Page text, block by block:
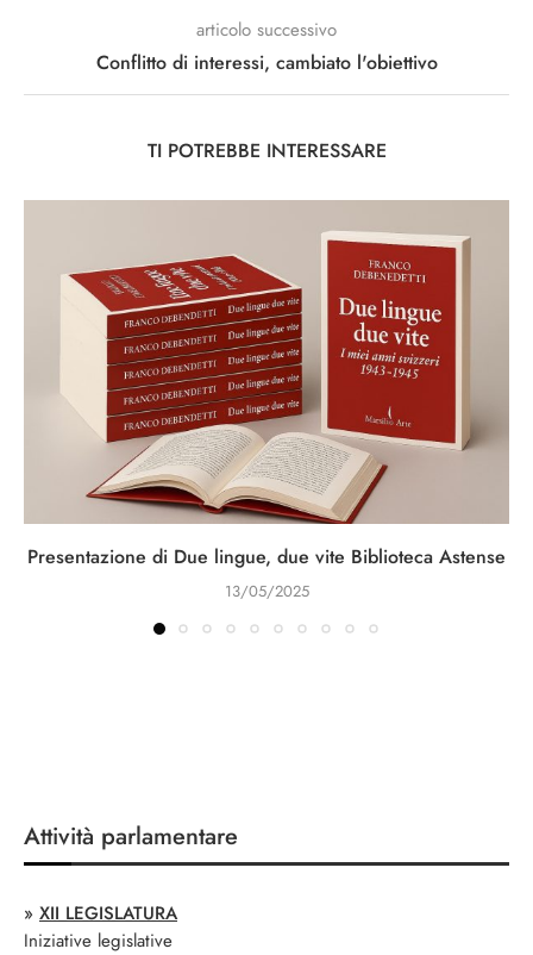
articolo successivo
Conflitto di interessi, cambiato l'obiettivo
TI POTREBBE INTERESSARE
Presentazione di Due lingue, due vite Biblioteca Astense
13/05/2025
Attività parlamentare
» XII LEGISLATURA
Iniziative legislative